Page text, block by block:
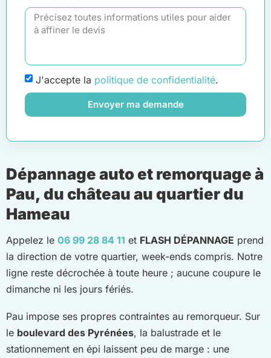
J'accepte la politique de confidentialité.
Envoyer ma demande
Dépannage auto et remorquage à
Pau, du château au quartier du
Hameau
Appelez le 06 99 28 84 11 et FLASH DÉPANNAGE prend
la direction de votre quartier, week-ends compris. Notre
ligne reste décrochée à toute heure ; aucune coupure le
dimanche ni les jours fériés.
Pau impose ses propres contraintes au remorqueur. Sur
le boulevard des Pyrénées, la balustrade et le
stationnement en épi laissent peu de marge : une